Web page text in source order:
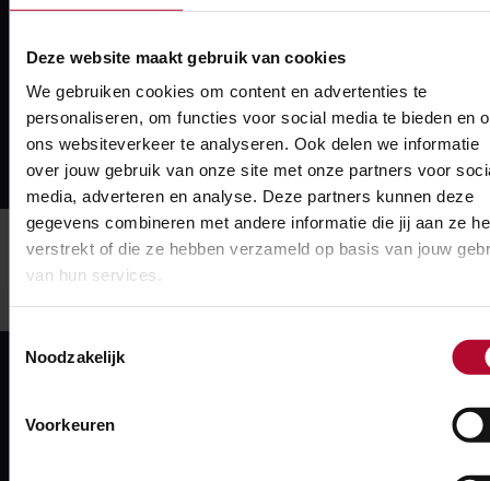
Deze website maakt gebruik van cookies
We gebruiken cookies om content en advertenties te
personaliseren, om functies voor social media te bieden en
ons websiteverkeer te analyseren. Ook delen we informatie
over jouw gebruik van onze site met onze partners voor
media, adverteren en analyse. Deze partners kunnen deze
gegevens combineren met andere informatie die jij aan ze
verstrekt of die ze hebben verzameld op basis van jouw
van hun services.
Toestemmingsselectie
Noodzakelijk
Voorkeuren
Tussen de nieuwe fietsenstalling en de vernieuwde
oostelijke reizigerstunnel komt een nieuwe toegang,
zodat reizigers snel vanuit de fietsenstalling op het
perron kunnen komen.
Snel naar
Spoorwerkcheck